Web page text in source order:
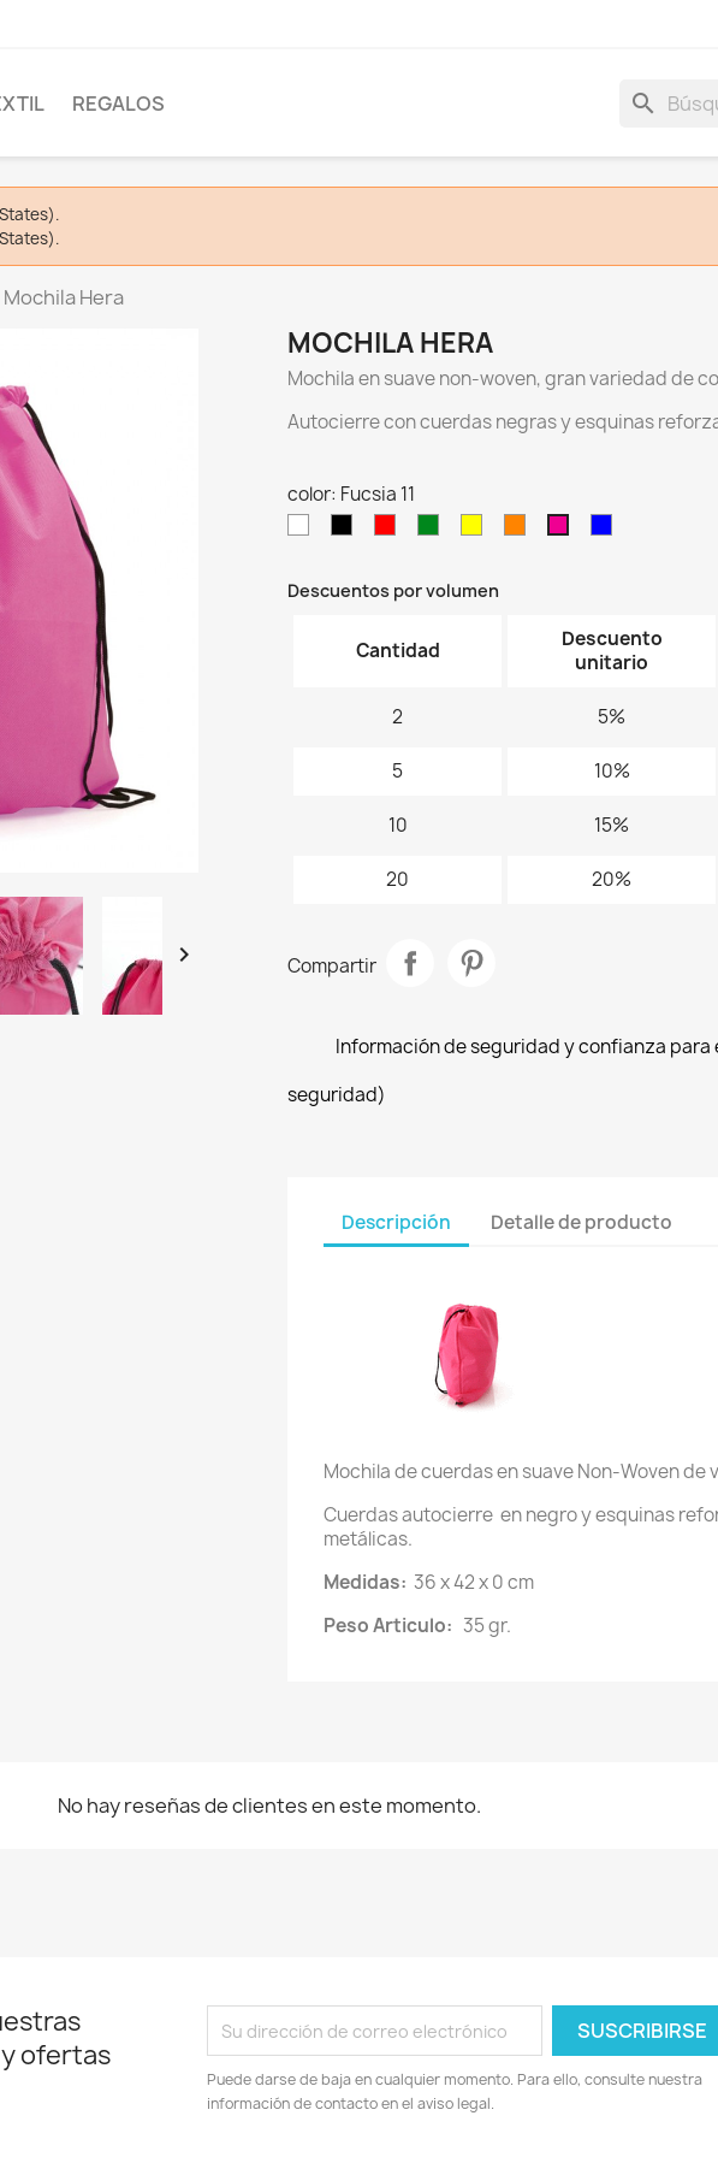
REGALOS search
Mochila Hera

MOCHILA HERA
Mochila en suave non-woven, gran variedad de
Autocierre con cuerdas negras y esquinas
color: Fucsia 11
Descuentos por volumen
Cantidad
Descuento
unitario
2 5%
5 10%
10 15%
20 20%
Compartir
Información de seguridad y confianza para
seguridad)
Descripción Detalle de producto
Mochila de cuerdas en suave Non-Woven de
Cuerdas autocierre en negro y esquinas
metálicas.
Medidas: 36 x 42 x 0 cm
Peso Articulo: 35 gr.
No hay reseñas de clientes en este momento.
ofertas
Puede darse de baja en cualquier momento. Para ello, consulte nuestra
información de contacto en el aviso legal.